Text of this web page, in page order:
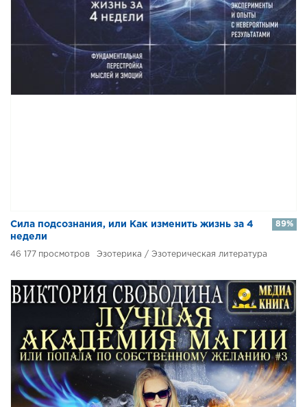
​​Сила подсознания, или Как изменить жизнь за 4
недели
46 177 Эзотерика / Эзотерическая литература
89%